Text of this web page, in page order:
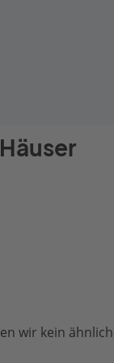
wir kein